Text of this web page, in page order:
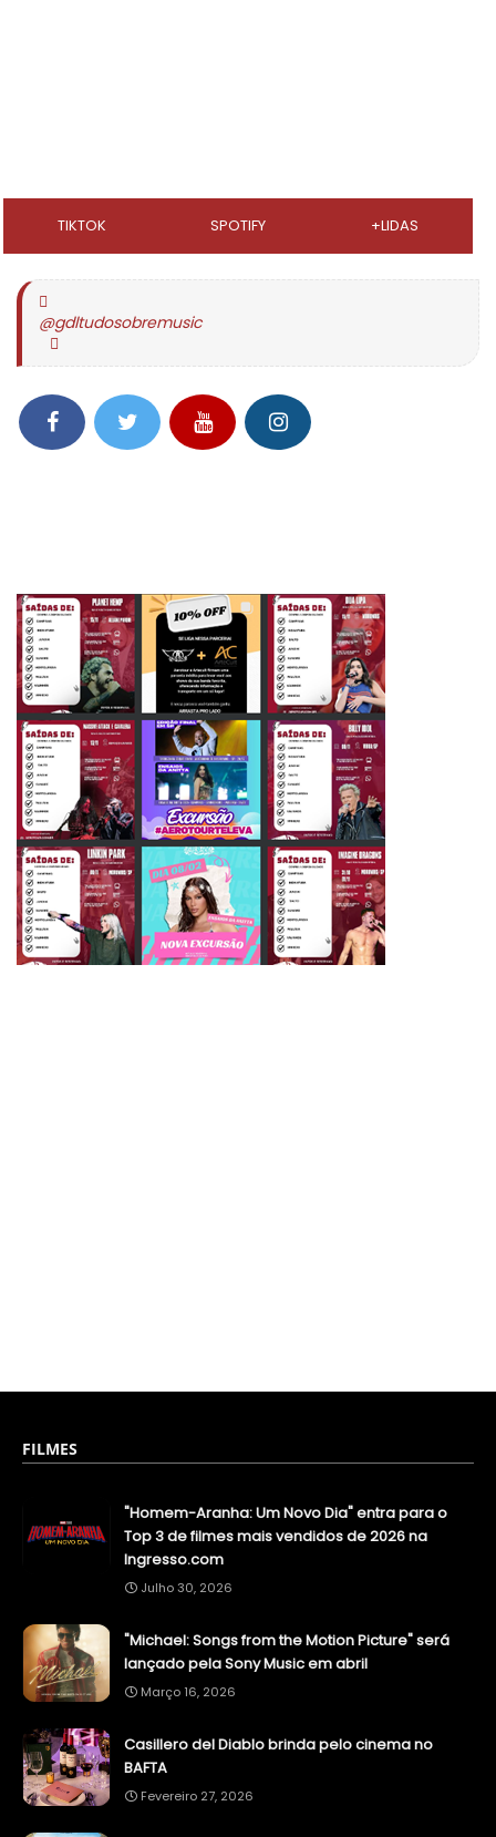
TIKTOK SPOTIFY +LIDAS
@gdltudosobremusic
FILMES
"Homem-Aranha: Um Novo Dia" entra para o
Top 3 de filmes mais vendidos de 2026 na
Ingresso.com
Julho 30, 2026
"Michael: Songs from the Motion Picture" será
lançado pela Sony Music em abril
Março 16, 2026
Casillero del Diablo brinda pelo cinema no
BAFTA
Fevereiro 27, 2026